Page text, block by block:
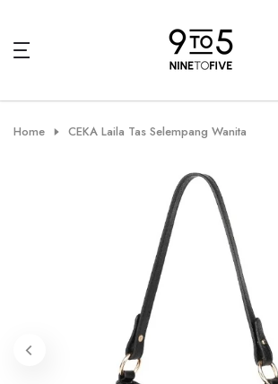
to
content
Home CEKA Laila Tas Selempang Wanita